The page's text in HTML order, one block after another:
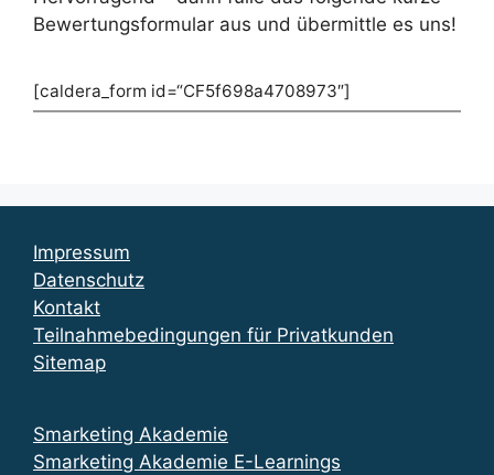
Bewertungsformular aus und übermittle es uns!
[caldera_form id=“CF5f698a4708973″]
Impressum
Datenschutz
Kontakt
Teilnahmebedingungen für Privatkunden
Sitemap
Smarketing Akademie
Smarketing Akademie E-Learnings